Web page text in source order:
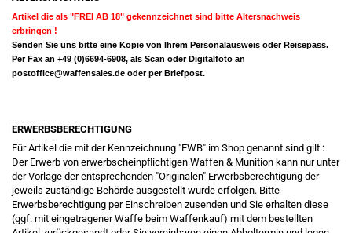
Artikel die als "FREI AB 18" gekennzeichnet sind bitte Altersnachweis
erbringen !
Senden Sie uns bitte eine Kopie von Ihrem Personalausweis oder Reisepass.
Per Fax an +49 (0)6694-6908, als Scan oder Digitalfoto an
postoffice@waffensales.de oder per Briefpost.
ERWERBSBERECHTIGUNG
Für Artikel die mit der Kennzeichnung "EWB" im Shop genannt sind gilt :
Der Erwerb von erwerbscheinpflichtigen Waffen & Munition kann nur unter
der Vorlage der entsprechenden "Originalen" Erwerbsberechtigung der
jeweils zuständige Behörde ausgestellt wurde erfolgen. Bitte
Erwerbsberechtigung per Einschreiben zusenden und Sie erhalten diese
(ggf. mit eingetragener Waffe beim Waffenkauf) mit dem bestellten